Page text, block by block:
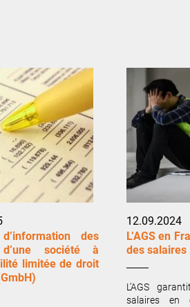
des
d’une société à
limitée de droit
12.09.2024
L’AGS en
des salaires
L’AGS
salaires en